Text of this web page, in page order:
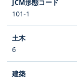
101-1
6